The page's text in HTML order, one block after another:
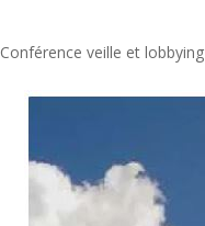
Conférence veille et lobbying